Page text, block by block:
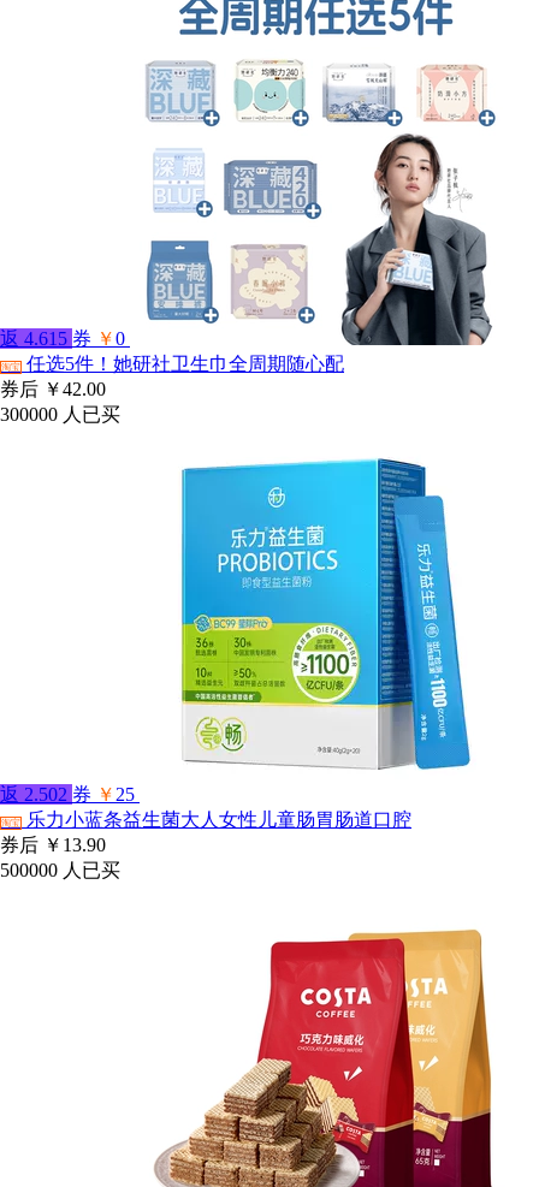
返 4.615 券 ￥0
淘宝 任选5件！她研社卫生巾全周期随心配
券后 ￥42.00
300000 人已买
返 2.502 券 ￥ 25
淘宝
乐力小蓝条益生菌大人女性儿童肠胃肠道口腔
券后 ￥13.90
500000 人已买